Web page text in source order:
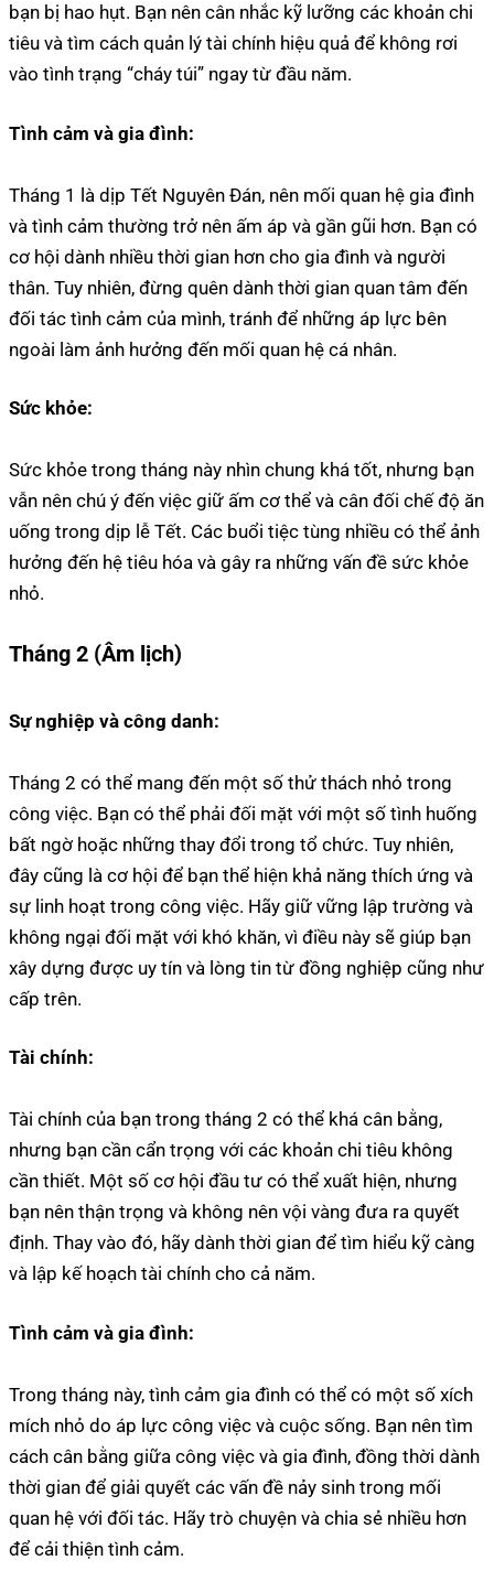
bạn bị hao hụt. Bạn nên cân nhắc kỹ lưỡng các khoản chi
tiêu và tìm cách quản lý tài chính hiệu quả để không rơi
vào tình trạng “cháy túi” ngay từ đầu năm.
Tình cảm và gia đình:
Tháng 1 là dịp Tết Nguyên Đán, nên mối quan hệ gia đình
và tình cảm thường trở nên ấm áp và gần gũi hơn. Bạn có
cơ hội dành nhiều thời gian hơn cho gia đình và người
thân. Tuy nhiên, đừng quên dành thời gian quan tâm đến
đối tác tình cảm của mình, tránh để những áp lực bên
ngoài làm ảnh hưởng đến mối quan hệ cá nhân.
Sức khỏe:
Sức khỏe trong tháng này nhìn chung khá tốt, nhưng bạn
vẫn nên chú ý đến việc giữ ấm cơ thể và cân đối chế độ ăn
uống trong dịp lễ Tết. Các buổi tiệc tùng nhiều có thể ảnh
hưởng đến hệ tiêu hóa và gây ra những vấn đề sức khỏe
nhỏ.
Tháng 2 (Âm lịch)
Sự nghiệp và công danh:
Tháng 2 có thể mang đến một số thử thách nhỏ trong
công việc. Bạn có thể phải đối mặt với một số tình huống
bất ngờ hoặc những thay đổi trong tổ chức. Tuy nhiên,
đây cũng là cơ hội để bạn thể hiện khả năng thích ứng và
sự linh hoạt trong công việc. Hãy giữ vững lập trường và
không ngại đối mặt với khó khăn, vì điều này sẽ giúp bạn
xây dựng được uy tín và lòng tin từ đồng nghiệp cũng như
cấp trên.
Tài chính:
Tài chính của bạn trong tháng 2 có thể khá cân bằng,
nhưng bạn cần cẩn trọng với các khoản chi tiêu không
cần thiết. Một số cơ hội đầu tư có thể xuất hiện, nhưng
bạn nên thận trọng và không nên vội vàng đưa ra quyết
định. Thay vào đó, hãy dành thời gian để tìm hiểu kỹ càng
và lập kế hoạch tài chính cho cả năm.
Tình cảm và gia đình:
Trong tháng này, tình cảm gia đình có thể có một số xích
mích nhỏ do áp lực công việc và cuộc sống. Bạn nên tìm
cách cân bằng giữa công việc và gia đình, đồng thời dành
thời gian để giải quyết các vấn đề nảy sinh trong mối
quan hệ với đối tác. Hãy trò chuyện và chia sẻ nhiều hơn
để cải thiện tình cảm.